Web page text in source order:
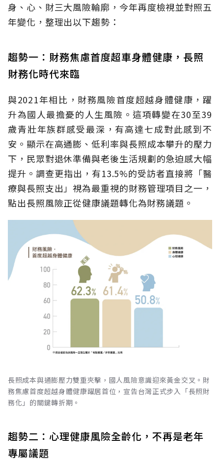
身、心、財三大風險輪廓，今年再度檢視並對照五
年變化，整理出以下趨勢：
趨勢一：財務焦慮首度超車身體健康，長照
財務化時代來臨
與2021年相比，財務風險首度超越身體健康，躍
升為國人最擔憂的人生風險。這項轉變在30至39
歲青壯年族群感受最深，有高達七成對此感到不
安。顯示在高通膨、低利率與長照成本攀升的壓力
下，民眾對退休準備與老後生活規劃的急迫感大幅
提升。調查更指出，有13.5%的受訪者直接將「醫
療與長照支出」視為最重視的財務管理項目之一，
點出長照風險正從健康議題轉化為財務議題。
長照成本與通膨壓力雙重夾擊，國人風險意識迎來黃金交叉。財
務焦慮首度超越身體健康躍居首位，宣告台灣正式步入「長照財
務化」的關鍵轉折期。
趨勢二：心理健康風險全齡化，不再是老年
專屬議題